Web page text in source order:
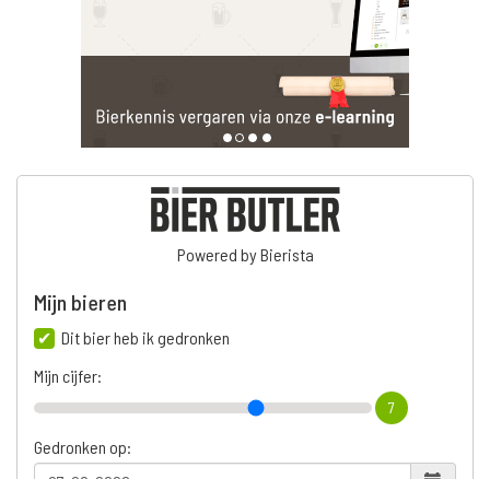
Powered by Bierista
Mijn bieren
Dit bier heb ik gedronken
Mijn cijfer:
7
Gedronken op: